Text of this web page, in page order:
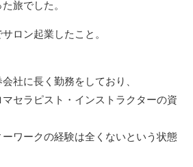
旅でした。
ロン起業したこと。
社に長く勤務をしており、
セラピスト・インストラクターの資
ワークの経験は全くないという状態